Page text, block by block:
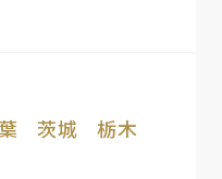
茨城
栃木